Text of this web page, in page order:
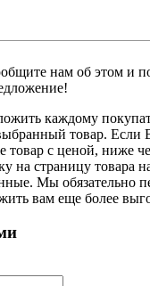
нам об этом и
каждому
товар. Если
товар с ценой, ниже
на страницу товара
Мы обязательно
вам еще более